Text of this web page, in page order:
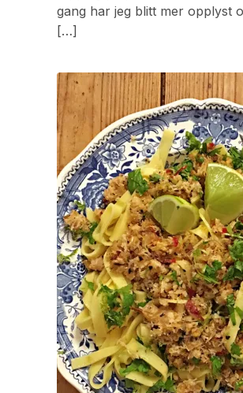
gang har jeg blitt mer opplyst
[…]